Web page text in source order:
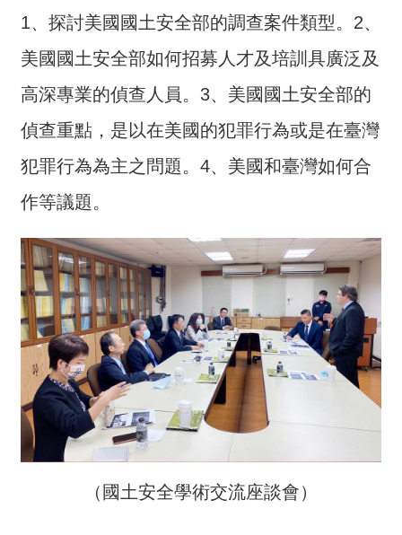
雙
語
詞
常
見
問
電
子
報
RSS
English
站
1、探討美國國土安全部的調查案件類型。2、
美國國土安全部如何招募人才及培訓具廣泛及
高深專業的偵查人員。3、美國國土安全部的
偵查重點，是以在美國的犯罪行為或是在臺灣
犯罪行為為主之問題。4、美國和臺灣如何合
作等議題。
（國土安全學術交流座談會）